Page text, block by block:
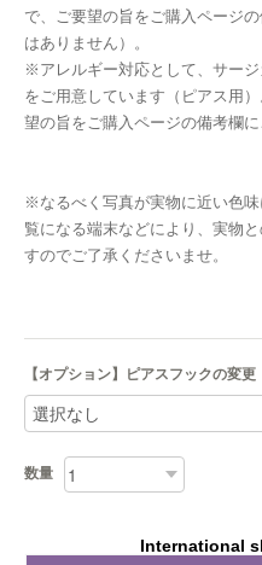
で、ご要望の旨をご購入ページ
はありません）。
※アレルギー対応として、サージ
をご用意しています（ピアス用
望の旨をご購入ページの備考欄に
※なるべく写真が実物に近い色
覧になる端末などにより、実物
すのでご了承くださいませ。
【オプション】ピアスフックの変更
数量
International